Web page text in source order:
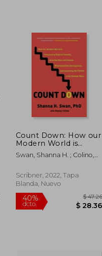
45%
dcto.
Count Down: How our
Modern World is
Threatening Sperm
Counts, Altering Male
Reproductive
Development, and
of the Human Race
(en Inglés)
Swan, Shanna H. ; Colino,
Scribner, 2022, Tapa
Blanda, Nuevo